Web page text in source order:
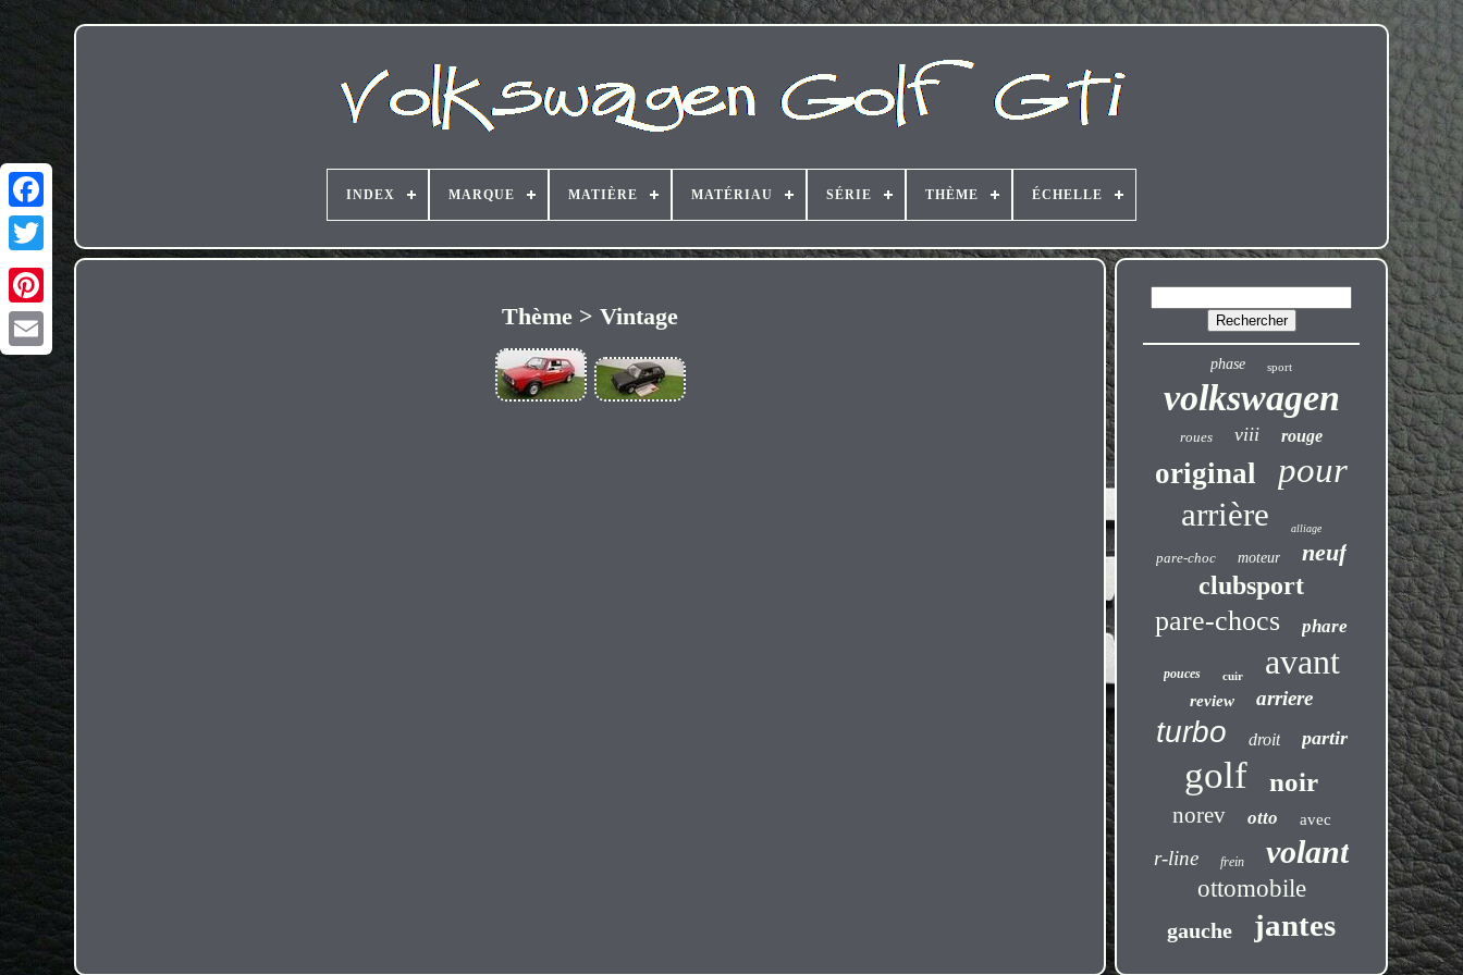
INDEX MARQUE MATIÈRE MATÉRIAU SÉRIE THÈME ÉCHELLE
Thème > Vintage
phase sport
volkswagen
roues viii rouge
original pour
arrière alliage
pare-choc moteur neuf
clubsport
pare-chocs phare
pouces cuir avant
review arriere
turbo droit partir
golf noir
norev otto avec
r-line frein volant
ottomobile
gauche jantes